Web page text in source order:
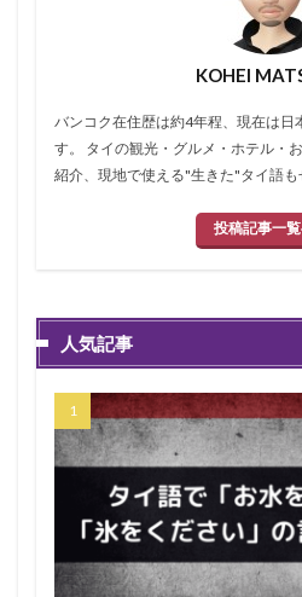
KOHEI
バンコク在住歴は約4年程、現在は日
す。 タイの観光・グルメ・ホテル・
紹介、現地で使える"生きた"タイ語も
投稿記事一
人気記事